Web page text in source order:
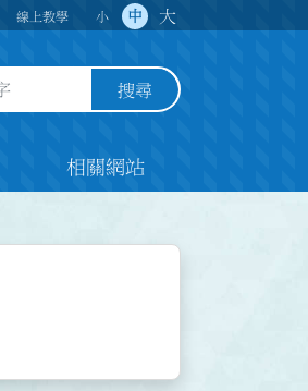
線上教學 小 中 大
搜尋
相關網站